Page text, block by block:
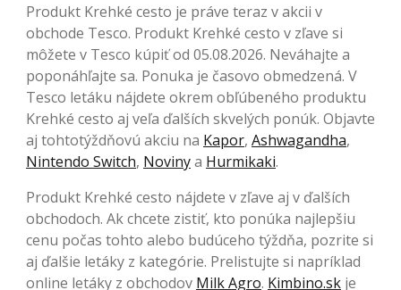
Produkt Krehké cesto je práve teraz v akcii v
obchode Tesco. Produkt Krehké cesto v zľave si
môžete v Tesco kúpiť od 05.08.2026. Neváhajte a
poponáhľajte sa. Ponuka je časovo obmedzená. V
Tesco letáku nájdete okrem obľúbeného produktu
Krehké cesto aj veľa ďalších skvelých ponúk. Objavte
aj tohtotýždňovú akciu na Kapor, Ashwagandha,
Nintendo Switch, Novinya Hurmikaki.
Produkt Krehké cesto nájdete v zľave aj v ďalších
obchodoch. Ak chcete zistiť, kto ponúka najlepšiu
cenu počas tohto alebo budúceho týždňa, pozrite si
aj ďalšie letáky z kategórie. Prelistujte si napríklad
online letáky z obchodov Milk Agro. Kimbino.sk je